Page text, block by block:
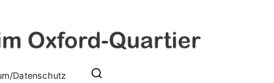
Leben im Oxford-Quartier
Datenschutz